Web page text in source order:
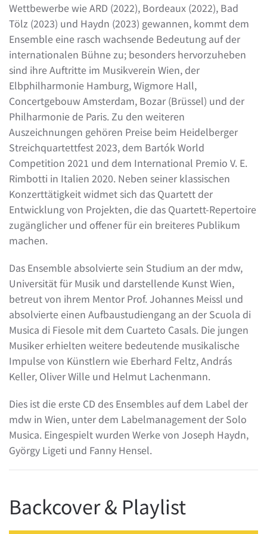
Wettbewerbe wie ARD (2022), Bordeaux (2022), Bad
Tölz (2023) und Haydn (2023) gewannen, kommt dem
Ensemble eine rasch wachsende Bedeutung auf der
internationalen Bühne zu; besonders hervorzuheben
sind ihre Auftritte im Musikverein Wien, der
Elbphilharmonie Hamburg, Wigmore Hall,
Concertgebouw Amsterdam, Bozar (Brüssel) und der
Philharmonie de Paris. Zu den weiteren
Auszeichnungen gehören Preise beim Heidelberger
Streichquartettfest 2023, dem Bartók World
Competition 2021 und dem International Premio V. E.
Rimbotti in Italien 2020. Neben seiner klassischen
Konzerttätigkeit widmet sich das Quartett der
Entwicklung von Projekten, die das Quartett-Repertoire
zugänglicher und offener für ein breiteres Publikum
machen.
Das Ensemble absolvierte sein Studium an der mdw,
Universität für Musik und darstellende Kunst Wien,
betreut von ihrem Mentor Prof. Johannes Meissl und
absolvierte einen Aufbaustudiengang an der Scuola di
Musica di Fiesole mit dem Cuarteto Casals. Die jungen
Musiker erhielten weitere bedeutende musikalische
Impulse von Künstlern wie Eberhard Feltz, András
Keller, Oliver Wille und Helmut Lachenmann.
Dies ist die erste CD des Ensembles auf dem Label der
mdw in Wien, unter dem Labelmanagement der Solo
Musica. Eingespielt wurden Werke von Joseph Haydn,
György Ligeti und Fanny Hensel.
Backcover & Playlist